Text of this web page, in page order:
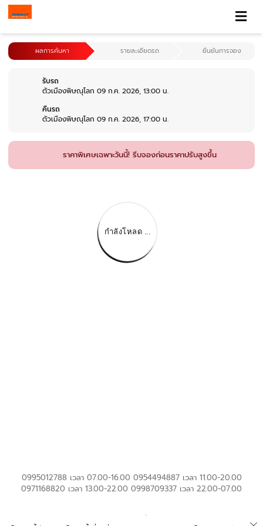
รับรถ
ตัวเมืองพิษณุโลก 09 ก.ค. 2026, 13:00 น.
คืนรถ
ตัวเมืองพิษณุโลก 09 ก.ค. 2026, 17:00 น.
ผลการค้นหา รายละเอียดรถ ยืนยันการจอง
ราคาพิเศษเฉพาะวันนี้! รีบจองก่อนราคาปรับสูงขึ้น
กำลังโหลด ...
0995012788 เวลา 07.00-16.00 0954494887 เวลา 11.00-20.00
0971168820 เวลา 13.00-22.00 0998709337 เวลา 22.00-07.00